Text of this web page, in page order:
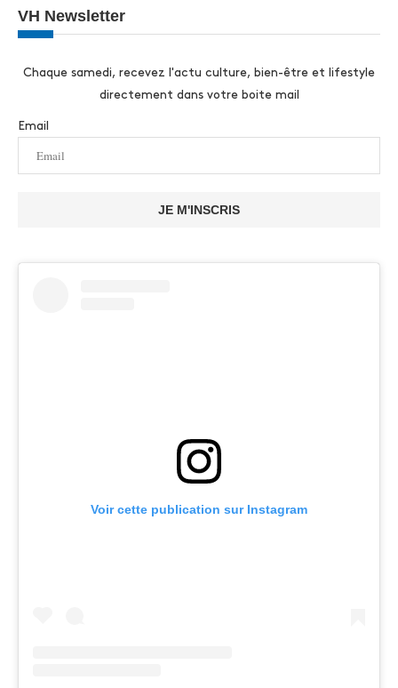
VH Newsletter
Chaque samedi, recevez l'actu culture, bien-être et lifestyle
directement dans votre boite mail
Email
JE M'INSCRIS
Voir cette publication sur Instagram